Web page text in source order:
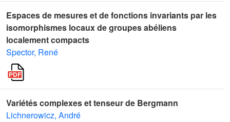
Espaces de mesures et de fonctions invariants par les
isomorphismes locaux de groupes abéliens
localement compacts
Spector, René
Variétés complexes et tenseur de Bergmann
Lichnerowicz, André